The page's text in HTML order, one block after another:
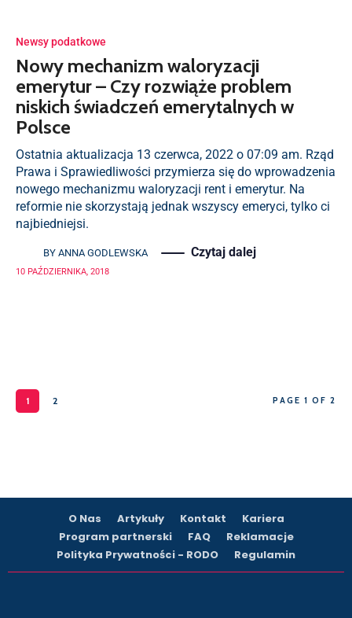
Newsy podatkowe
Nowy mechanizm waloryzacji
emerytur – Czy rozwiąże problem
niskich świadczeń emerytalnych w
Polsce
Ostatnia aktualizacja 13 czerwca, 2022 o 07:09 am. Rząd
Prawa i Sprawiedliwości przymierza się do wprowadzenia
nowego mechanizmu waloryzacji rent i emerytur. Na
reformie nie skorzystają jednak wszyscy emeryci, tylko ci
najbiedniejsi.
BY ANNA GODLEWSKA Czytaj dalej
10 PAŹDZIERNIKA, 2018
1 2 PAGE 1 OF 2
O Nas Artykuły Kontakt
Kariera
Program partnerski
FAQ
Reklamacje
Polityka Prywatności - RODO
Regulamin